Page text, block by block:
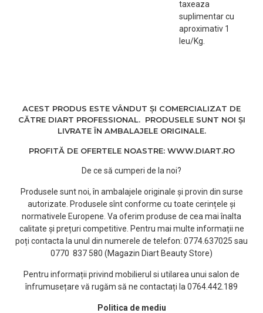
par. Se recomanda
aplicarea unui ulei dupa
taxeaza
suplimentar cu
aproximativ 1
leu/Kg.
ACEST PRODUS ESTE VÂNDUT ȘI COMERCIALIZAT DE
CĂTRE DIART PROFESSIONAL. PRODUSELE SUNT NOI ȘI
LIVRATE ÎN AMBALAJELE ORIGINALE.
PROFITĂ DE OFERTELE NOASTRE: WWW.DIART.RO
De ce să cumperi de la noi?
Produsele sunt noi, în ambalajele originale și provin din surse
autorizate. Produsele sînt conforme cu toate cerințele și
normativele Europene. Va oferim produse de cea mai înalta
calitate și prețuri competitive. Pentru mai multe informații ne
poți contacta la unul din numerele de telefon: 0774.637025 sau
0770 837 580 (Magazin Diart Beauty Store)
Pentru informații privind mobilierul si utilarea unui salon de
înfrumusețare vă rugăm să ne contactați la 0764.442.189
Politica de mediu